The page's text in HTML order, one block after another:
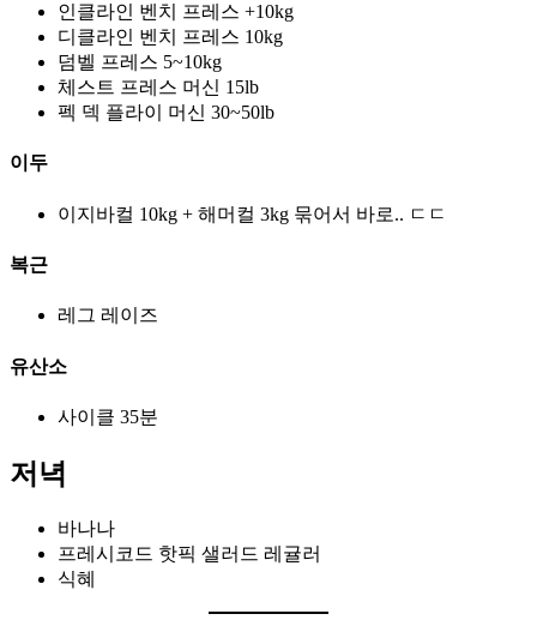
인클라인 벤치 프레스 +10kg
디클라인 벤치 프레스 10kg
덤벨 프레스 5~10kg
체스트 프레스 머신 15lb
펙 덱 플라이 머신 30~50lb
이두
이지바컬 10kg + 해머컬 3kg 묶어서 바로.. ㄷㄷ
복근
레그 레이즈
유산소
사이클 35분
저녁
바나나
프레시코드 핫픽 샐러드 레귤러
식혜